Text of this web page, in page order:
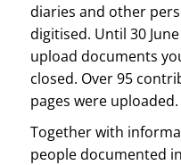
diaries and other
digitised. Until 30
upload documents
closed. Over 95
pages were uploaded.
Together with
people documented